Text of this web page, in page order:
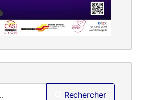
Rechercher